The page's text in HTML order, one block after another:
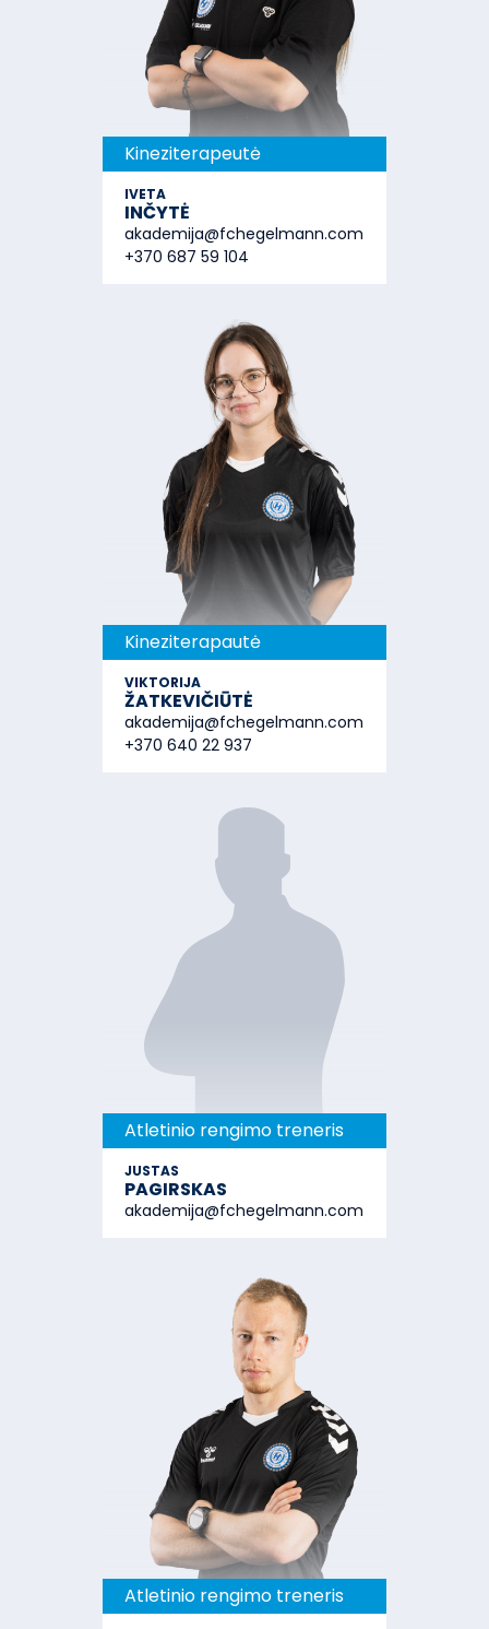
Kineziterapeutė
IVETA
INČYTĖ
akademija@fchegelmann.com
+370 687 59 104
Kineziterapautė
VIKTORIJA
ŽATKEVIČIŪTĖ
akademija@fchegelmann.com
+370 640 22 937
Atletinio rengimo treneris
JUSTAS
PAGIRSKAS
akademija@fchegelmann.com
Atletinio rengimo treneris